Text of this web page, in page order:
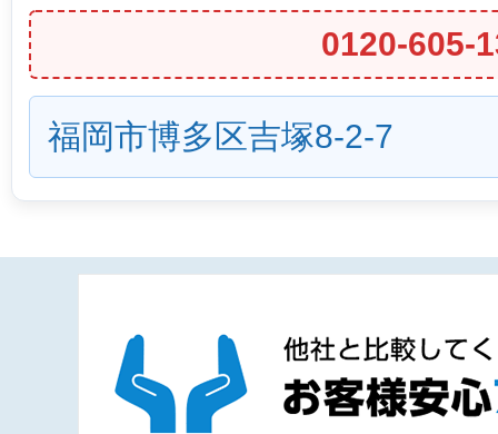
0120-605-
福岡市博多区吉塚8-2-7